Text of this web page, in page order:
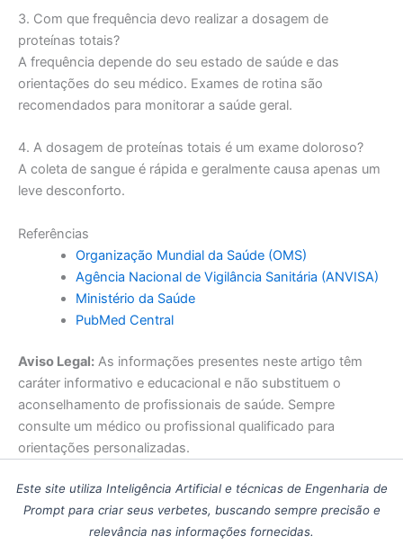
3. Com que frequência devo realizar a dosagem de
proteínas totais?
A frequência depende do seu estado de saúde e das
orientações do seu médico. Exames de rotina são
recomendados para monitorar a saúde geral.
4. A dosagem de proteínas totais é um exame doloroso?
A coleta de sangue é rápida e geralmente causa apenas um
leve desconforto.
Referências
Organização Mundial da Saúde (OMS)
Agência Nacional de Vigilância Sanitária (ANVISA)
Ministério da Saúde
PubMed Central
Aviso Legal: As informações presentes neste artigo têm
caráter informativo e educacional e não substituem o
aconselhamento de profissionais de saúde. Sempre
consulte um médico ou profissional qualificado para
orientações personalizadas.
Este site utiliza Inteligência Artificial e técnicas de Engenharia de
Prompt para criar seus verbetes, buscando sempre precisão e
relevância nas informações fornecidas.